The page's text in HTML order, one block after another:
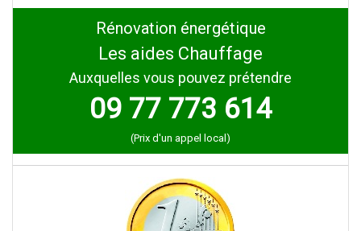
Rénovation énergétique
Les aides Chauffage
Auxquelles vous pouvez prétendre
09 77 773 614
(Prix d'un appel local)